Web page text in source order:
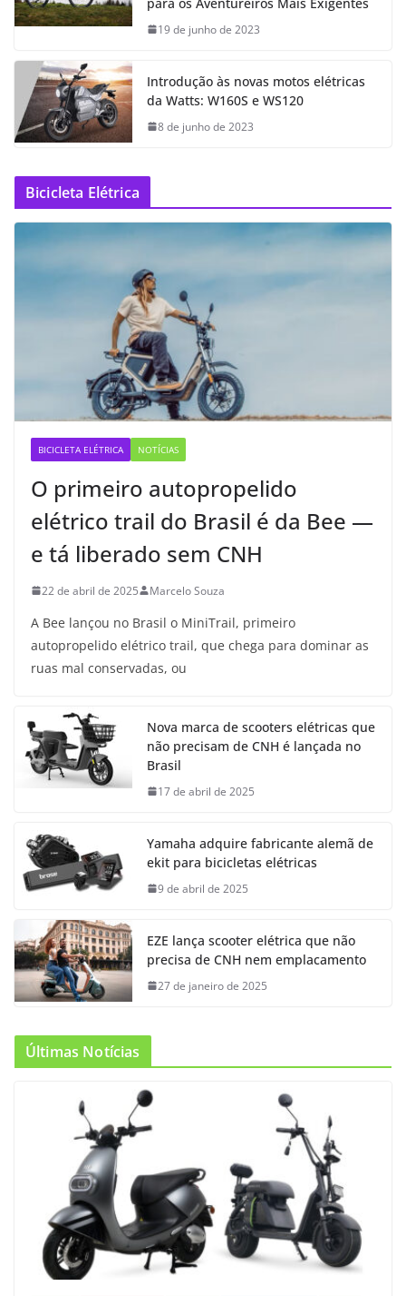
19 de junho de 2023
Introdução às novas motos elétricas
da Watts: W160S e WS120
8 de junho de 2023
Bicicleta Elétrica
BICICLETA ELÉTRICA NOTÍCIAS
O primeiro autopropelido
elétrico trail do Brasil é da Bee —
e tá liberado sem CNH
22 de abril de 2025 Marcelo Souza
A Bee lançou no Brasil o MiniTrail, primeiro
autopropelido elétrico trail, que chega para dominar as
ruas mal conservadas, ou
Nova marca de scooters elétricas que
não precisam de CNH é lançada no
Brasil
17 de abril de 2025
Yamaha adquire fabricante alemã de
ekit para bicicletas elétricas
9 de abril de 2025
EZE lança scooter elétrica que não
precisa de CNH nem emplacamento
27 de janeiro de 2025
Últimas Notícias